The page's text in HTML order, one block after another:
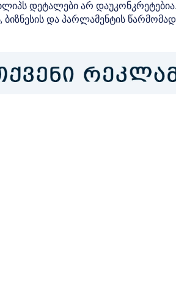
დეტალები არ დაუკონკრეტებია.
და პარლამენტის